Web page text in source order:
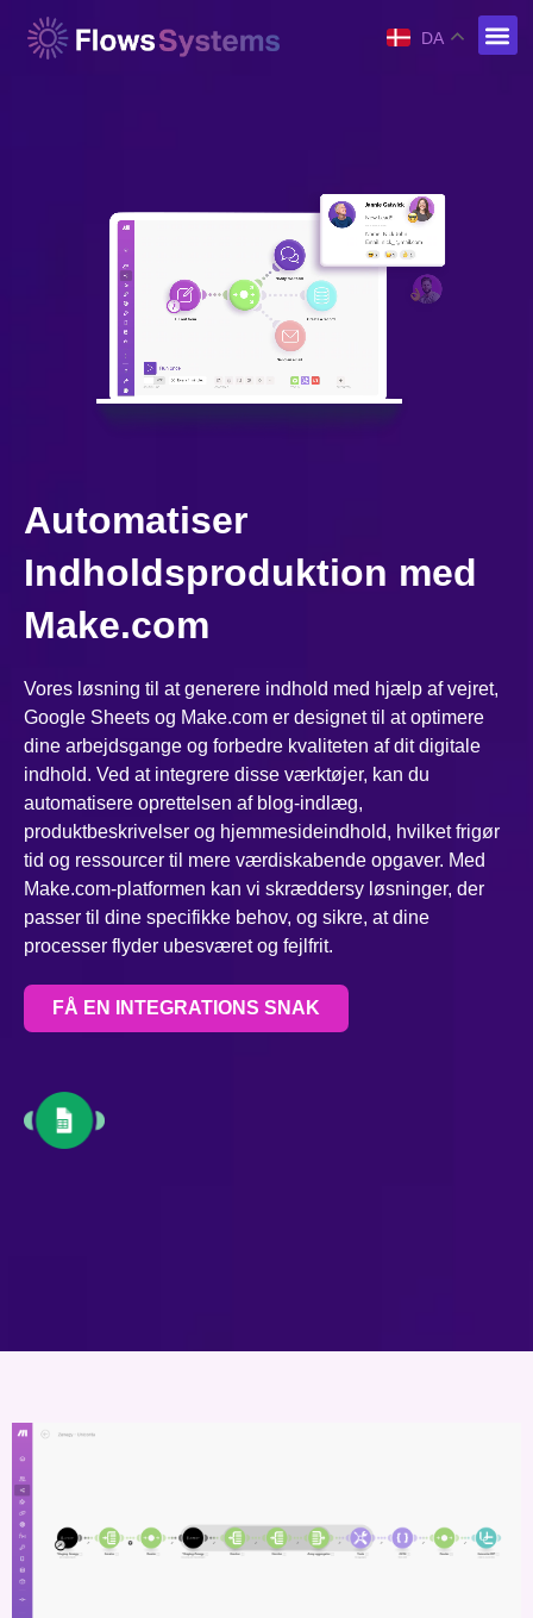
DA
Automatiser
Indholdsproduktion med
Make.com
Vores løsning til at generere indhold med hjælp af vejret,
Google Sheets og Make.com er designet til at optimere
dine arbejdsgange og forbedre kvaliteten af dit digitale
indhold. Ved at integrere disse værktøjer, kan du
automatisere oprettelsen af blog-indlæg,
produktbeskrivelser og hjemmesideindhold, hvilket frigør
tid og ressourcer til mere værdiskabende opgaver. Med
Make.com-platformen kan vi skræddersy løsninger, der
passer til dine specifikke behov, og sikre, at dine
processer flyder ubesværet og fejlfrit.
FÅ EN INTEGRATIONS SNAK